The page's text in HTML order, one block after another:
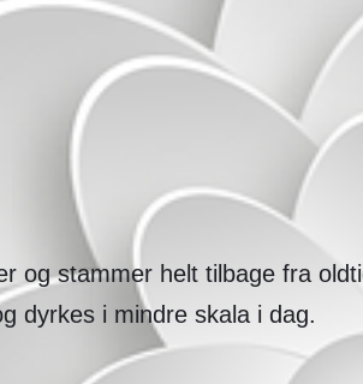
og stammer helt tilbage fra
dyrkes i mindre skala i dag.